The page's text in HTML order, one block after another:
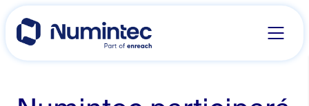
Skip
content